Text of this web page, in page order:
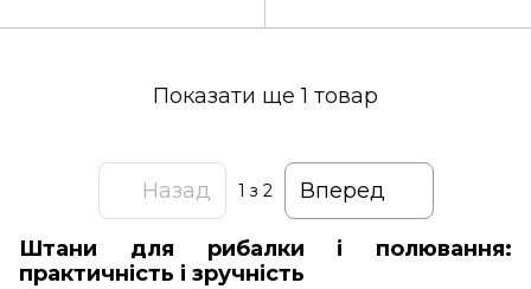
Показати ще 1 товар
Назад 1 з 2 Вперед
Штани для рибалки і полювання:
практичність і зручність